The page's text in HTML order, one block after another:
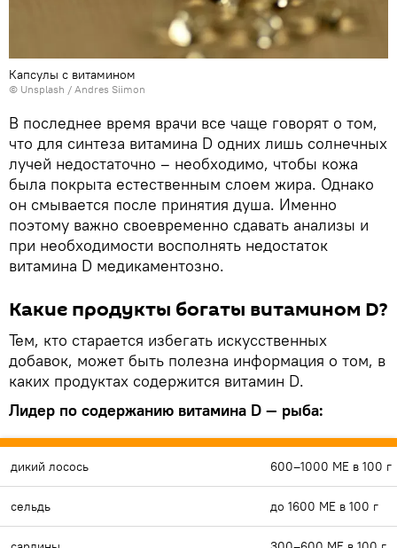
Капсулы с витамином
© Unsplash / Andres Siimon
В последнее время врачи все чаще говорят о том,
что для синтеза витамина D одних лишь солнечных
лучей недостаточно – необходимо, чтобы кожа
была покрыта естественным слоем жира. Однако
он смывается после принятия душа. Именно
поэтому важно своевременно сдавать анализы и
при необходимости восполнять недостаток
витамина D медикаментозно.
Какие продукты богаты витамином D?
Тем, кто старается избегать искусственных
добавок, может быть полезна информация о том, в
каких продуктах содержится витамин D.
Лидер по содержанию витамина D — рыба:
дикий лосось 600–1000 МЕ в 100 г
сельдь до 1600 МЕ в 100 г